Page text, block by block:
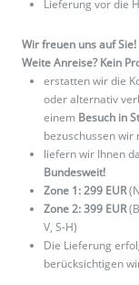
Lieferung vor die
Wir freuen uns auf Sie!
Weite Anreise? Kein
erstatten wir die
oder alternativ
einem Besuch in
bezuschussen wir
liefern wir Ihnen
Bundesweit!
Zone 1: 299 EUR
Zone 2: 399 EUR
V, S-H)
Die Lieferung
berücksichtigen